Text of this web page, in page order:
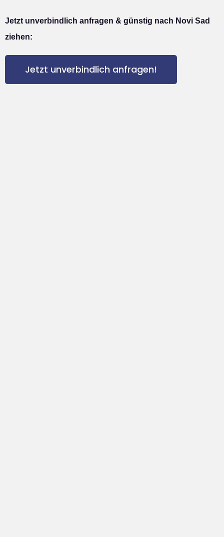
Jetzt unverbindlich anfragen & günstig nach Novi Sad
ziehen:
Jetzt unverbindlich anfragen!